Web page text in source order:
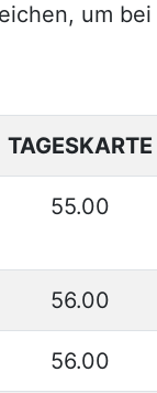
um bei
TAGESKARTE
55.00
56.00
56.00